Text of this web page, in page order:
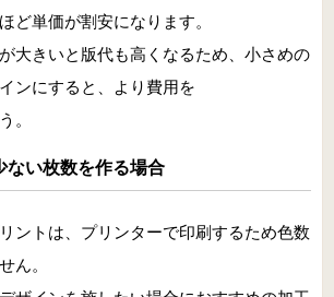
ど単価が割安になります。
大きいと版代も高くなるため、小さめの
ンにすると、より費用を
。
ない枚数を作る場合
ントは、プリンターで印刷するため色数
ん。